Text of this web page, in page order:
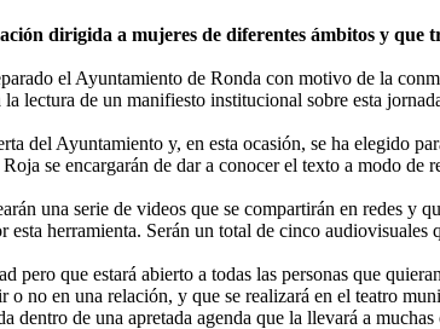
dirigida a mujeres de diferentes ámbitos y que
el Ayuntamiento de Ronda con motivo de la
de un manifiesto institucional sobre esta
del Ayuntamiento y, en esta ocasión, se ha elegido
se encargarán de dar a conocer el texto a modo de
una serie de videos que se compartirán en redes y
herramienta. Serán un total de cinco audiovisuales
que estará abierto a todas las personas que
no en una relación, y que se realizará en el teatro
de una apretada agenda que la llevará a